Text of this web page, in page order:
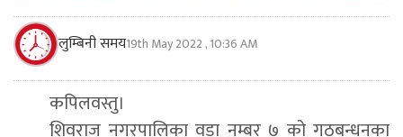
लुम्बिनी समय19th May 2022 , 10:36 AM
कपिलवस्तु।